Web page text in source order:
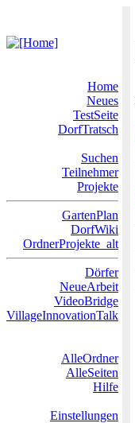
Home
Neues
TestSeite
DorfTratsch
Suchen
Teilnehmer
Projekte
GartenPlan
DorfWiki
OrdnerProjekte_alt
Dörfer
NeueArbeit
VideoBridge
VillageInnovationTalk
AlleOrdner
AlleSeiten
Hilfe
Einstellungen